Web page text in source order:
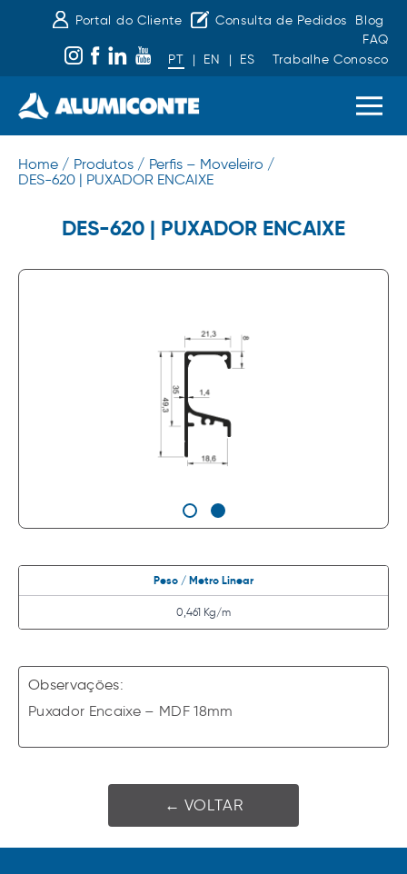
Portal do Cliente Consulta de Pedidos
Blog
FAQ
PT
| EN | ES Trabalhe Conosco
Home / Produtos / Perfis – Moveleiro /
DES-620 | PUXADOR ENCAIXE
DES-620 | PUXADOR ENCAIXE
Peso / Metro Linear
0,461 Kg/m
Observações:
Puxador Encaixe – MDF 18mm
← VOLTAR